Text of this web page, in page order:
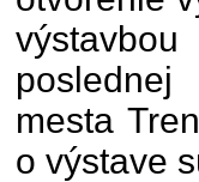
mesta
o výstave